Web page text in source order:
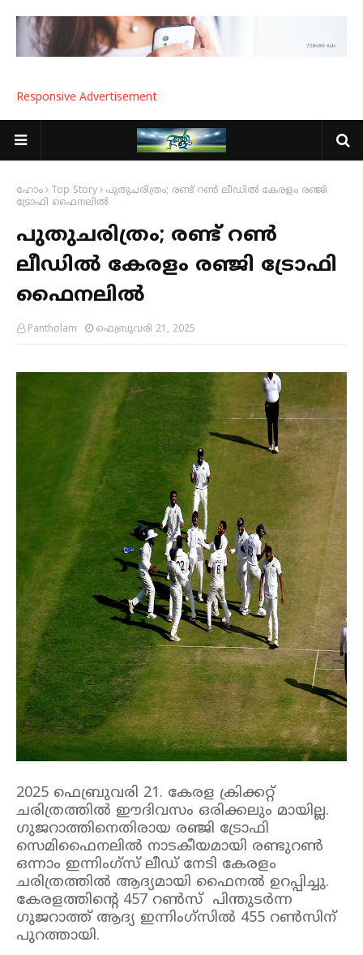
Responsive Advertisement
ഹോം Top Story
പുതുചരിത്രം; രണ്ട് റൺ ലീഡിൽ കേരളം രഞ്ജി
ട്രോഫി ഫൈനലിൽ
പുതുചരിത്രം; രണ്ട് റൺ
ലീഡിൽ കേരളം രഞ്ജി ട്രോഫി
ഫൈനലിൽ
Pantholam ഫെബ്രുവരി 21, 2025
2025 ഫെബ്രുവരി 21. കേരള ക്രിക്കറ്റ്
ചരിത്രത്തിൽ ഈദിവസം ഒരിക്കലും മായില്ല.
ഗുജറാത്തിനെതിരായ രഞ്ജി ട്രോഫി
സെമിഫൈനലിൽ നാടകീയമായി രണ്ടുറൺ
ഒന്നാം ഇന്നിംഗ്സ് ലീഡ് നേടി കേരളം
ചരിത്രത്തിൽ ആദ്യമായി ഫൈനൽ ഉറപ്പിച്ചു.
കേരളത്തിന്റെ 457 റൺസ് പിന്തുടർന്ന
ഗുജറാത്ത് ആദ്യ ഇന്നിംഗ്സിൽ 455 റൺസിന്
പുറത്തായി.